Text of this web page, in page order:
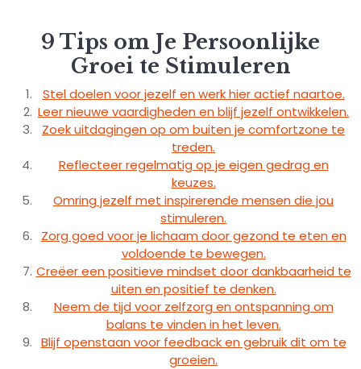
9 Tips om Je Persoonlijke
Groei te Stimuleren
Stel doelen voor jezelf en werk hier actief naartoe.
Leer nieuwe vaardigheden en blijf jezelf ontwikkelen.
Zoek uitdagingen op om buiten je comfortzone te
treden.
Reflecteer regelmatig op je eigen gedrag en
keuzes.
Omring jezelf met inspirerende mensen die jou
stimuleren.
Zorg goed voor je lichaam door gezond te eten en
voldoende te bewegen.
Creëer een positieve mindset door dankbaarheid te
uiten en positief te denken.
Neem de tijd voor zelfzorg en ontspanning om
balans te vinden in het leven.
Blijf openstaan voor feedback en gebruik dit om te
groeien.